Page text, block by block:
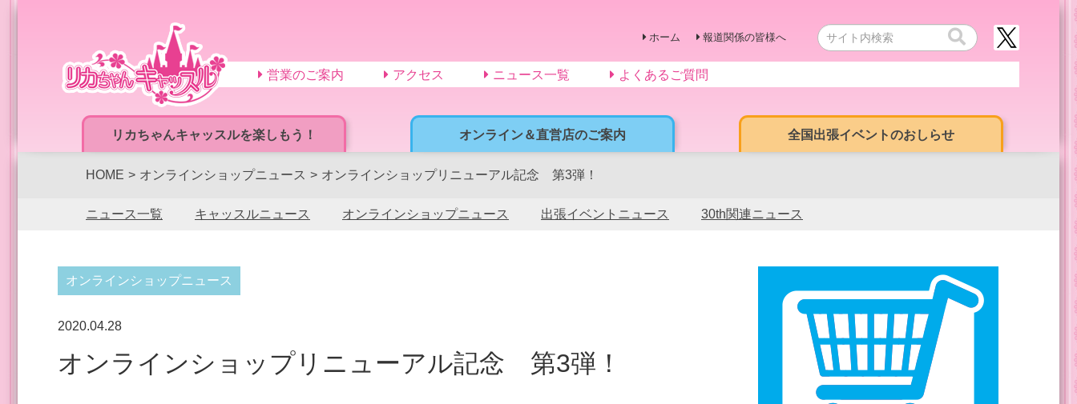
リカちゃんキャッスルを楽しもう！ オンライン＆直営店のご案内 全国出張イベントのおしらせ
ホーム 報道関係の皆様へ
営業のご案内 アクセス ニュース一覧 よくあるご質問
HOME オンラインショップニュース オンラインショップリニューアル記念 第3弾！
ニュース一覧 キャッスルニュース オンラインショップニュース 出張イベントニュース 30th関連ニュース
オンラインショップニュース
2020.04.28
オンラインショップリニューアル記念 第3弾！